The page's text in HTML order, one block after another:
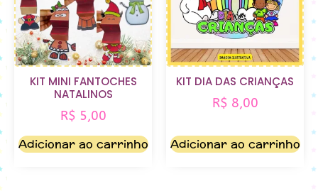
KIT MINI FANTOCHES
NATALINOS
R$ 5,00
Adicionar ao carrinho
KIT DIA DAS CRIANÇAS
R$ 8,00
Adicionar ao carrinho